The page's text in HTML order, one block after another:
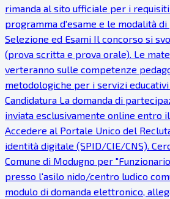
rimanda al sito ufficiale per i
programma d'esame e le modalità
Selezione ed Esami Il concorso si
(prova scritta e prova orale). Le
verteranno sulle competenze
metodologiche per i servizi
Candidatura La domanda di
inviata esclusivamente online entro
Accedere al Portale Unico del
identità digitale (SPID/CIE/CNS).
Comune di Modugno per
presso l'asilo nido/centro ludico
modulo di domanda elettronico,